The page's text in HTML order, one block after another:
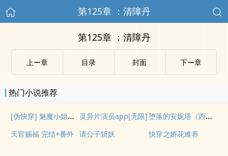
第125章 ：清障丹
第125章 ：清障丹
上ー章 目录 封面 下ー章
热门小说推荐
[伪快穿] 魅魔小姐直播中(NPH） 灵异片演员app[无限] 堕落的安妮塔（西幻 人外 nph abo）
天官赐福 完结+番外 请公子斩妖 快穿之娇花难养